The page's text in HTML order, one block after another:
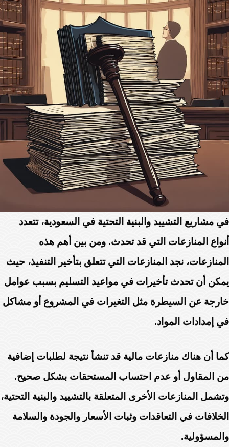
في مشاريع التشييد والبنية التحتية في السعودية، تتعدد
أنواع المنازعات التي قد تحدث. ومن بين أهم هذه
المنازعات، نجد المنازعات التي تتعلق بتأخير التنفيذ، حيث
يمكن أن تحدث تأخيرات في مواعيد التسليم بسبب عوامل
خارجة عن السيطرة مثل التغيرات في المشروع أو مشاكل
في إمدادات المواد.
كما أن هناك منازعات مالية قد تنشأ نتيجة لطلبات إضافية
من المقاول أو عدم احتساب المستحقات بشكل صحيح.
وتشمل المنازعات الأخرى المتعلقة بالتشييد والبنية التحتية،
الخلافات في التعاقدات وثبات الأسعار والجودة والسلامة
والمسؤولية.